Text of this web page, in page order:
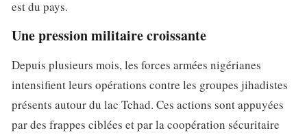
est du pays.
Une pression militaire croissante
Depuis plusieurs mois, les forces armées nigérianes
intensifient leurs opérations contre les groupes jihadistes
présents autour du lac Tchad. Ces actions sont appuyées
par des frappes ciblées et par la coopération sécuritaire